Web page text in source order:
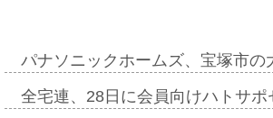
パナソニックホームズ、宝塚市
全宅連、28日に会員向けハトサ